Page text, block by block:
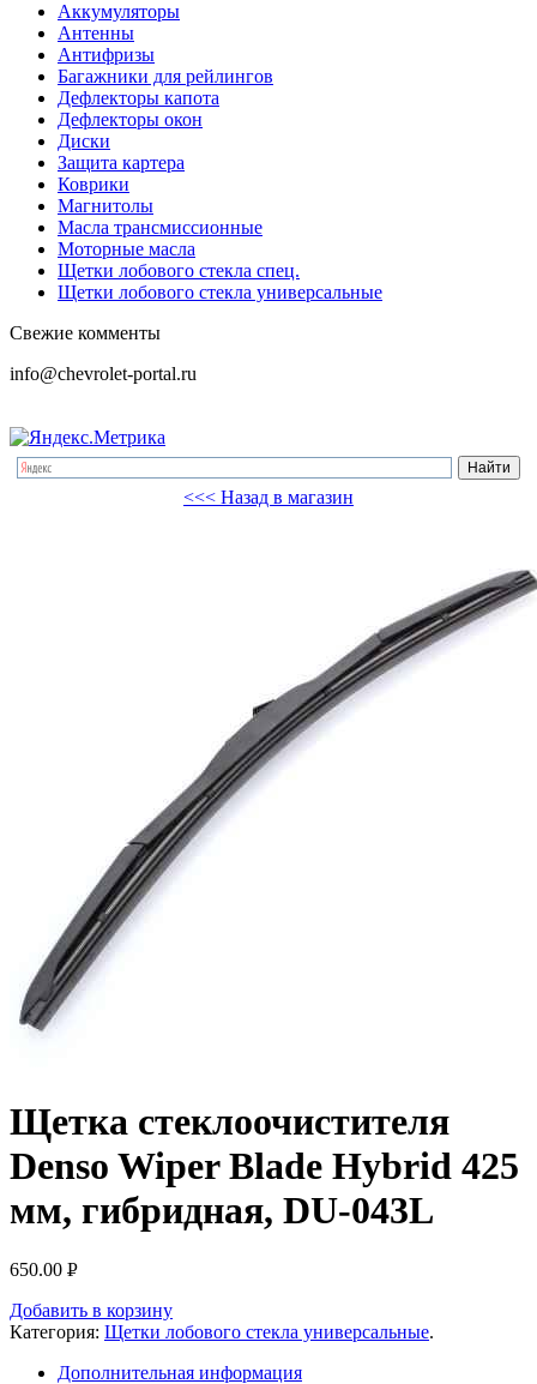
Аккумуляторы
Антенны
Антифризы
Багажники для рейлингов
Дефлекторы капота
Дефлекторы окон
Диски
Защита картера
Коврики
Магнитолы
Масла трансмиссионные
Моторные масла
Щетки лобового стекла спец.
Щетки лобового стекла универсальные
Свежие комменты
info@chevrolet-portal.ru
<<< Назад в магазин
Щетка стеклоочистителя
Denso Wiper Blade Hybrid 425
мм, гибридная, DU-043L
650.00 Р
Добавить в корзину
Категория: Щетки лобового стекла универсальные.
Дополнительная информация